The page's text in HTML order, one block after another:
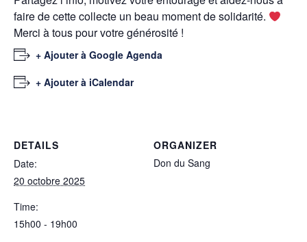
faire de cette collecte un beau moment de solidarité.
Merci à tous pour votre générosité !
+ Ajouter à Google Agenda
+ Ajouter à iCalendar
DETAILS
Date:
20 octobre 2025
Time:
15h00 - 19h00
ORGANIZER
Don du Sang